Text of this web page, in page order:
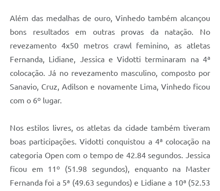
Além das medalhas de ouro, Vinhedo também alcançou
bons resultados em outras provas da natação. No
revezamento 4x50 metros crawl feminino, as atletas
Fernanda, Lidiane, Jessica e Vidotti terminaram na 4ª
colocação. Já no revezamento masculino, composto por
Sanavio, Cruz, Adilson e novamente Lima, Vinhedo ficou
com o 6º lugar.
Nos estilos livres, os atletas da cidade também tiveram
boas participações. Vidotti conquistou a 4ª colocação na
categoria Open com o tempo de 42.84 segundos. Jessica
ficou em 11º (51.98 segundos), enquanto na Master
Fernanda foi a 5ª (49.63 segundos) e Lidiane a 10ª (52.53